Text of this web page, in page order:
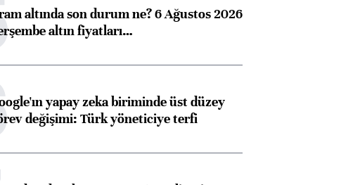
altında son durum ne? 6 Ağustos 2026
altın fiyatları…
yapay zeka biriminde üst düzey
değişimi: Türk yöneticiye terfi